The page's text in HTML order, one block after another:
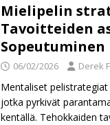
Mielipelin
Tavoitteiden
Sopeutuminen
06/02/2026 Derek
Mentaliset
jotka pyrkivät
kentällä. Tehokkaiden